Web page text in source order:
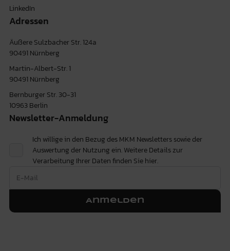
LinkedIn
Adressen
Äußere Sulzbacher Str. 124a
90491 Nürnberg
Martin-Albert-Str. 1
90491 Nürnberg
Bernburger Str. 30-31
10963 Berlin
Newsletter-Anmeldung
Ich willige in den Bezug des MKM Newsletters sowie der
Auswertung der Nutzung ein. Weitere Details zur
Verarbeitung Ihrer Daten finden Siehier.
Anmelden